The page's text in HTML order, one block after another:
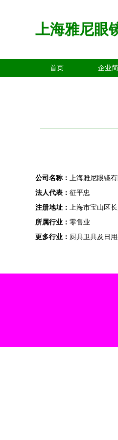
上海雅尼眼
首页 企业
公司名称：
上海雅尼眼镜
法人代表： 征平忠
注册地址：
上海市宝山区
所属行业： 零售业
更多行业： 厨具卫具及日